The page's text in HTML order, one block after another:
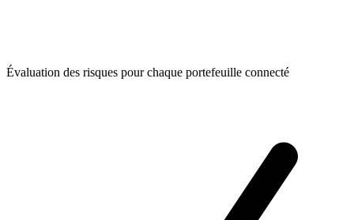
Évaluation des risques pour chaque portefeuille connecté